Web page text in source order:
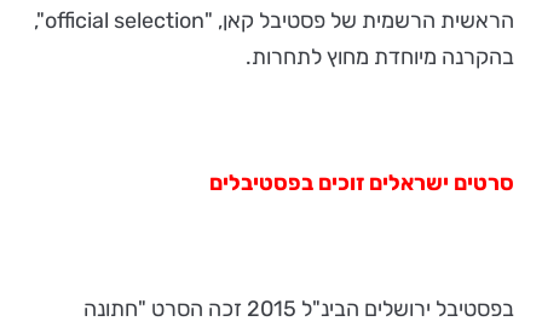
הראשית הרשמית של פסטיבל קאן, "official selection",
בהקרנה מיוחדת מחוץ לתחרות.
סרטים ישראלים זוכים בפסטיבלים
בפסטיבל ירושלים הבינ"ל 2015 זכה הסרט "חתונה